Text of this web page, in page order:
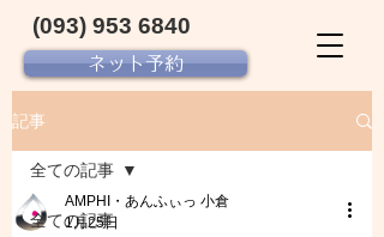
ネット予約
(093) 953 6840‬
記事
全ての記事
全ての記事
AMPHI・あんふぃっ 小倉
1月25日